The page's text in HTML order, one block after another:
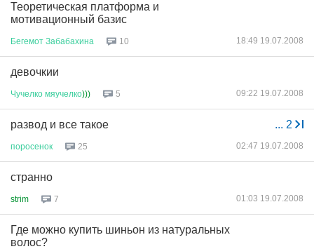
Теоретическая платформа и
мотивационный базис
Бегемот Забабахина 10 18:49 19.07.2008
девочкии
Чучелко мяучелко))) 5 09:22 19.07.2008
... 2
развод и все такое
поросенок 25 02:47 19.07.2008
странно
strim 7 01:03 19.07.2008
Где можно купить шиньон из натуральных
волос?